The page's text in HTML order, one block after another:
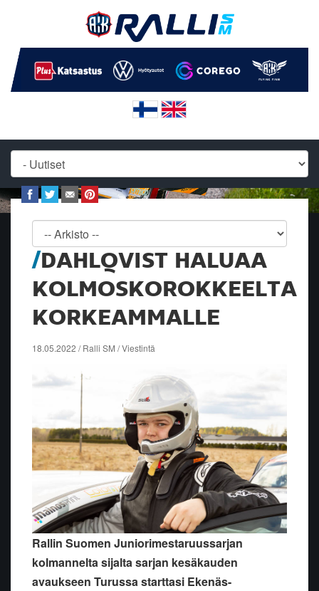
DAHLQVIST HALUAA
KOLMOSKOROKKEELTA
KORKEAMMALLE
18.05.2022 / Ralli SM / Viestintä
Rallin Suomen Juniorimestaruussarjan
kolmannelta sijalta sarjan kesäkauden
avaukseen Turussa starttasi Ekenäs-